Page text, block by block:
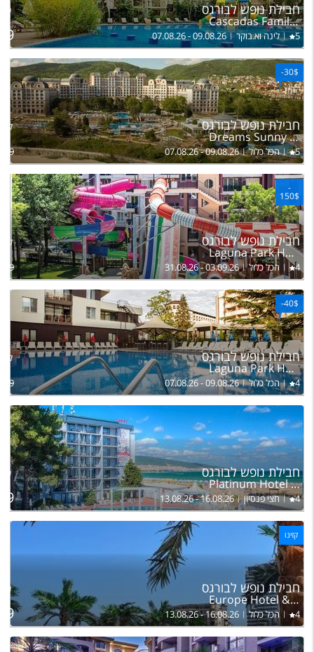
חבילת נופש לבורגס
Cascadas Family Resort
5 לינה וא.בוקר 07.08.26 - 09.08.26
של
-30$
חבילת נופש לבורגס
Dreams Sunny Beach Resort & Spa
5 הכל כלול 07.08.26 - 09.08.26
739
-
150$
חבילת נופש לבורגס
Laguna Park Hotel & Aqua Club
4 הכל כלול 31.08.26 - 03.09.26
889
-40$
חבילת נופש לבורגס
Laguna Park Hotel & Aqua Club
4 הכל כלול 07.08.26 - 09.08.26
839
חבילת נופש לבורגס
Platinum Hotel & Casino Sunny Beach
4 חצי פנסיון 13.08.26 - 16.08.26
של
קזינו
חבילת נופש לבורגס
Europe Hotel & Casino
4 הכל כלול 13.08.26 - 16.08.26
של